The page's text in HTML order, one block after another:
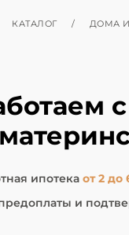
КАТАЛОГ / ДОМА
ипотека от 2 до
и